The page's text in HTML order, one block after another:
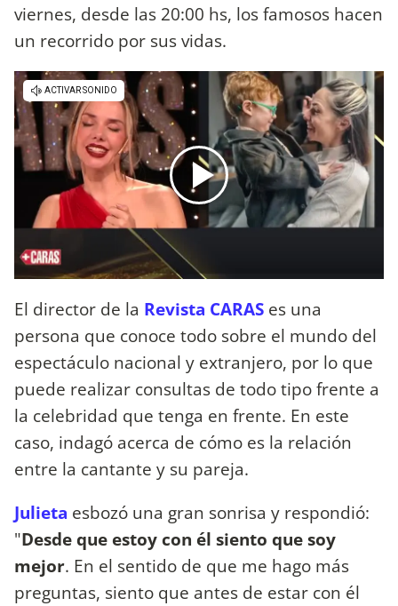
viernes, desde las 20:00 hs, los famosos hacen
un recorrido por sus vidas.
El director de la Revista CARAS es una
persona que conoce todo sobre el mundo del
espectáculo nacional y extranjero, por lo que
puede realizar consultas de todo tipo frente a
la celebridad que tenga en frente. En este
caso, indagó acerca de cómo es la relación
entre la cantante y su pareja.
Julieta esbozó una gran sonrisa y respondió:
"Desde que estoy con él siento que soy
mejor. En el sentido de que me hago más
preguntas, siento que antes de estar con él